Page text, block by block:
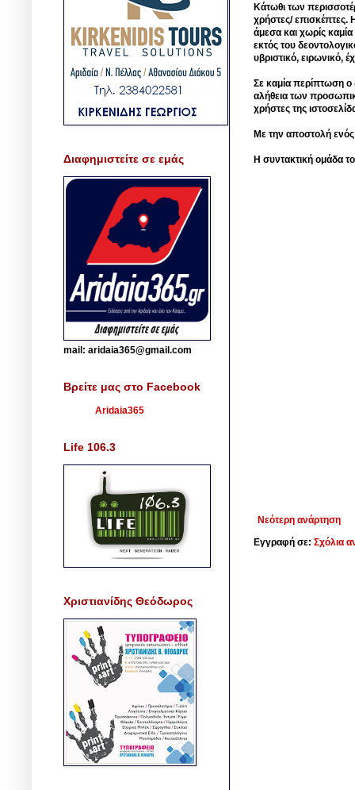
Κάτωθι των
χρήστες/ επισκέπτες.
άμεσα και χωρίς
εκτός του
υβριστικό, ειρωνικό,
Σε καμία περίπτωση ο
αλήθεια των
χρήστες της
Με την αποστολή
Η συντακτική ομάδα
Νεότερη ανάρτηση
Εγγραφή σε: Σχόλια
Διαφημιστείτε σε εμάς
mail: aridaia365@gmail.com
Βρείτε μας στο Facebook
Aridaia365
Life 106.3
Χριστιανίδης Θεόδωρος